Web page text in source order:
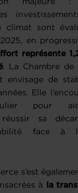
majeure
climat sont
en
représente
. La Chambre de
envisage de
Elle
pour
réussir sa
face à
s’est
à
la